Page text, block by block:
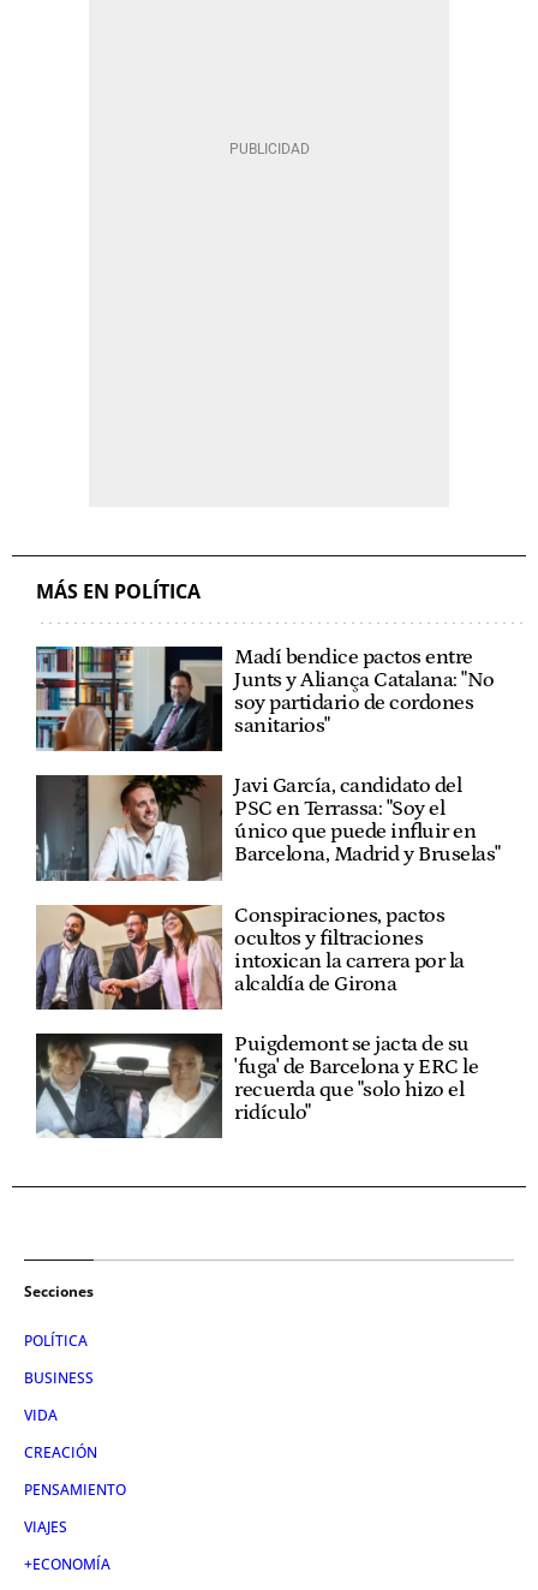
MÁS EN POLÍTICA
Madí bendice pactos entre
Junts y Aliança Catalana: "No
soy partidario de cordones
sanitarios"
Javi García, candidato del
PSC en Terrassa: "Soy el
único que puede influir en
Barcelona, Madrid y Bruselas"
Conspiraciones, pactos
ocultos y filtraciones
intoxican la carrera por la
alcaldía de Girona
Puigdemont se jacta de su
'fuga' de Barcelona y ERC le
recuerda que "solo hizo el
ridículo"
Secciones
POLÍTICA
BUSINESS
VIDA
CREACIÓN
PENSAMIENTO
VIAJES
+ECONOMÍA